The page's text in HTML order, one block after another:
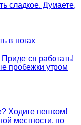
сладкое. Думаете,
в ногах
работать!
пробежки утром
Ходите пешком!
местности, по